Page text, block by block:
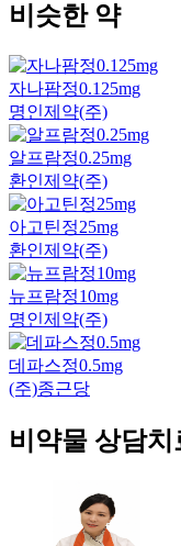
비슷한 약
자나팜정0.125mg
명인제약(주)
알프람정0.25mg
환인제약(주)
아고틴정25mg
환인제약(주)
뉴프람정10mg
명인제약(주)
데파스정0.5mg
(주)종근당
비약물 상담치